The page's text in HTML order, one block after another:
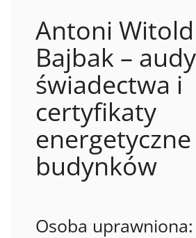
Antoni Witold
Bajbak –
świadectwa i
certyfikaty
energetyczne
budynków
Osoba uprawniona: